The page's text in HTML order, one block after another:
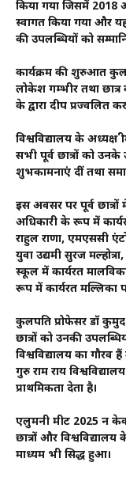
किया गया जिसमें 2018
स्वागत किया गया और यह
की उपलब्धियों को
कार्यक्रम की शुरुआत
लोकेश गम्भीर तथा छात्र
के द्वारा दीप प्रज्वलित
विश्वविद्यालय के अध्यक्ष
सभी पूर्व छात्रों को
शुभकामनाएं दीं तथा
इस अवसर पर पूर्व
अधिकारी के रूप में
राहुल राणा, एमएससी
युवा उद्यमी सुरज
स्कूल में कार्यरत
रूप में कार्यरत मल्लिका
कुलपति प्रोफेसर डॉ
छात्रों को उनकी
विश्वविद्यालय का गौरव
गुरु राम राय
प्राथमिकता देता है।
एलुमनी मीट 2025 न
छात्रों और
माध्यम भी सिद्ध हुआ।